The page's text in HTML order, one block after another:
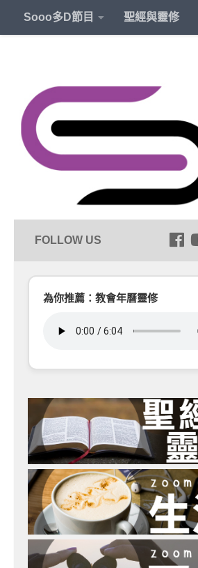
Sooo多D節目 聖經與靈修
為你推薦：教會年曆靈修